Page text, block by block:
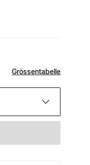
Grössentabelle